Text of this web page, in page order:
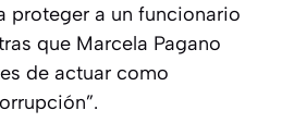
proteger a un funcionario
que Marcela Pagano
de actuar como